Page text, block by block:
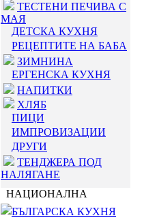
ТЕСТЕНИ ПЕЧИВА С
МАЯ
ДЕТСКА КУХНЯ
РЕЦЕПТИТЕ НА БАБА
ЗИМНИНА
ЕРГЕНСКА КУХНЯ
НАПИТКИ
ХЛЯБ
ПИЦИ
ИМПРОВИЗАЦИИ
ДРУГИ
ТЕНДЖЕРА ПОД
НАЛЯГАНЕ
НАЦИОНАЛНА
БЪЛГАРСКА КУХНЯ